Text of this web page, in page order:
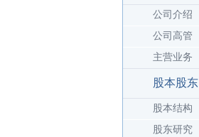
公司介绍
公司高管
主营业务
股本股东
股本结构
股东研究